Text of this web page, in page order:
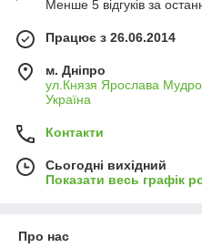
Менше 5 відгуків за
Працює з 26.06.2014
м. Дніпро
ул.Князя Ярослава
Україна
Контакти
Сьогодні вихідний
Показати весь графік
Про нас